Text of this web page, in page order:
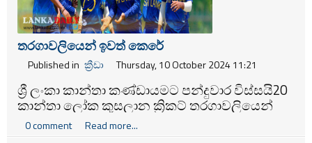
තරගාවලියෙන් ඉවත් කෙරේ
Published in ක්‍රීඩා Thursday, 10 October 2024 11:21
ශ්‍රී ලංකා කාන්තා කණ්ඩායමට පන්දුවාර විස්සයි20
කාන්තා ලෝක කුසලාන ක්‍රිකට් තරගාවලියෙන්
ඉවත් වීමට සිදුව තිබේ.
0 comment Read more...